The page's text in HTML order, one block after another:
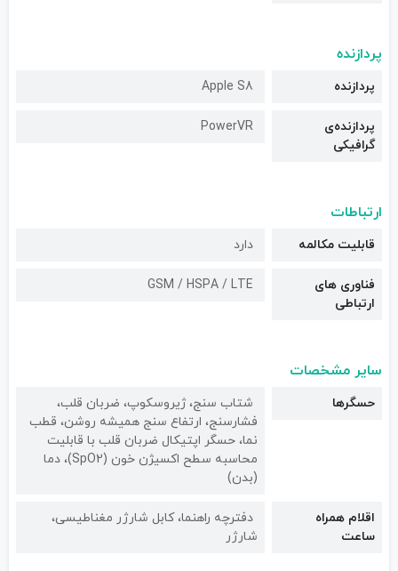
پردازنده
پردازنده Apple S8
پردازنده‌ی
گرافیکی
PowerVR
ارتباطات
قابلیت مکالمه دارد
فناوری های
ارتباطی
GSM / HSPA / LTE
سایر مشخصات
حسگرها
شتاب سنج، ژیروسکوپ، ضربان قلب،
فشارسنج، ارتفاع سنج همیشه روشن، قطب
نما، حسگر اپتیکال ضربان قلب با قابلیت
محاسبه سطح اکسیژن خون (SpO2)، دما
(بدن)
اقلام همراه
ساعت
دفترچه راهنما، کابل شارژر مغناطیسی،
شارژر